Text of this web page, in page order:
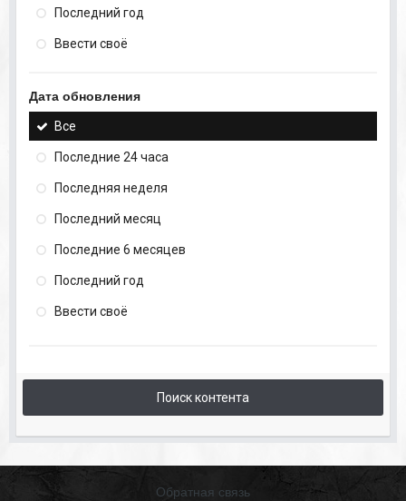
Последний год
Ввести своё
Дата обновления
Все
Последние 24 часа
Последняя неделя
Последний месяц
Последние 6 месяцев
Последний год
Ввести своё
Поиск контента
Обратная связь